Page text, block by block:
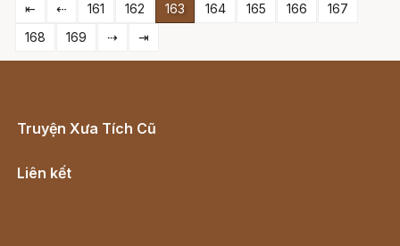
⇤ ⇠ 161 162 163 164 165 166
167
168
169 ⇢ ⇥
Truyện Xưa Tích Cũ
Liên kết